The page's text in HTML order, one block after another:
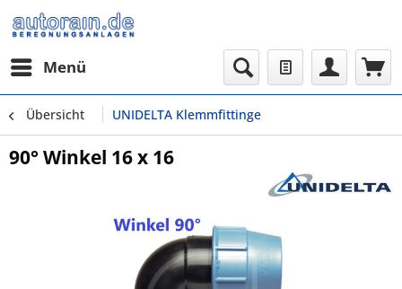
Menü
Übersicht UNIDELTA Klemmfittinge
90° Winkel 16 x 16